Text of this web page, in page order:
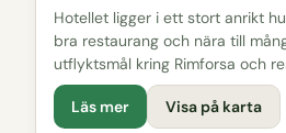
Hotellet ligger i ett stort anrikt
bra restaurang och nära till
utflyktsmål kring Rimforsa och
Läs mer Visa på karta